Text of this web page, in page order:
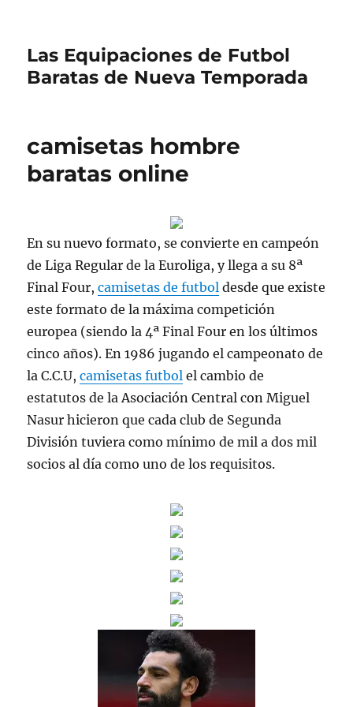
Las Equipaciones de Futbol
Baratas de Nueva Temporada
camisetas hombre
baratas online
En su nuevo formato, se convierte en campeón
de Liga Regular de la Euroliga, y llega a su 8ª
Final Four,camisetas de futbol desde que existe
este formato de la máxima competición
europea (siendo la 4ª Final Four en los últimos
cinco años). En 1986 jugando el campeonato de
la C.C.U,camisetas futbol el cambio de
estatutos de la Asociación Central con Miguel
Nasur hicieron que cada club de Segunda
División tuviera como mínimo de mil a dos mil
socios al día como uno de los requisitos.